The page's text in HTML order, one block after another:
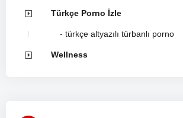
Türkçe Porno İzle
türkçe altyazılı türbanlı porno
Wellness